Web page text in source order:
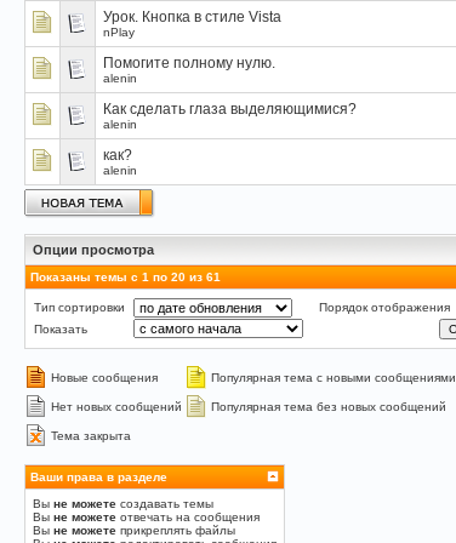
Урок. Кнопка в стиле Vista
nPlay
Помогите полному нулю.
alenin
Как cделать глаза выделяющимися?
alenin
как?
alenin
Опции просмотра
Показаны темы с 1 по 20 из 61
Тип сортировки
Порядок отображения
Показать
Новые сообщения Популярная тема с новыми сообщениями
Нет новых сообщений Популярная тема без новых сообщений
Тема закрыта
Ваши права в разделе
Вы не можете создавать темы
Вы не можете отвечать на сообщения
Вы не можете прикреплять файлы